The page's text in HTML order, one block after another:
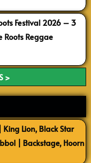
Festival 2026 – 3
Roots Reggae
>
Lion, Black Star
| Backstage, Hoorn